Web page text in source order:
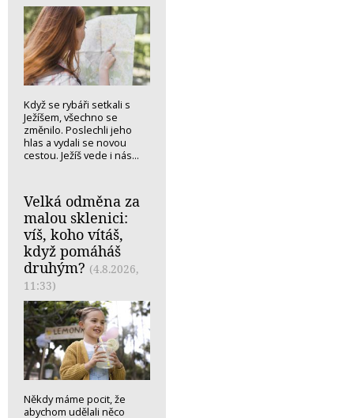
Když se rybáři setkali s
Ježíšem, všechno se
změnilo. Poslechli jeho
hlas a vydali se novou
cestou. Ježíš vede i nás...
Velká odměna za
malou sklenici:
víš, koho vítáš,
když pomáháš
druhým? (4.8.2026,
11:33)
Někdy máme pocit, že
abychom udělali něco